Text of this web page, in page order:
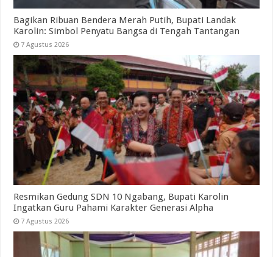
Bagikan Ribuan Bendera Merah Putih, Bupati Landak
Karolin: Simbol Penyatu Bangsa di Tengah Tantangan
7 Agustus 2026
Resmikan Gedung SDN 10 Ngabang, Bupati Karolin
Ingatkan Guru Pahami Karakter Generasi Alpha
7 Agustus 2026